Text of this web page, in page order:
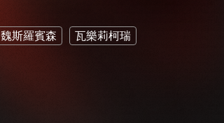
魏斯羅賓森 瓦樂莉柯瑞